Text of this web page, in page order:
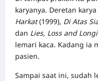
karyanya. Deretan
Harkat(1999), Di Atas
dan Lies, Loss and
lemari kaca. Kadang ia
pasien.
Sampai saat ini, sudah